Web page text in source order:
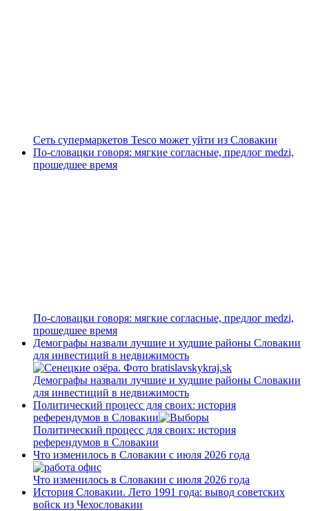
Сеть супермаркетов Tesco может уйти из Словакии
По-словацки говоря: мягкие согласные, предлог medzi,
прошедшее время
По-словацки говоря: мягкие согласные, предлог medzi,
прошедшее время
Демографы назвали лучшие и худшие районы Словакии
для инвестиций в недвижимость
Демографы назвали лучшие и худшие районы Словакии
для инвестиций в недвижимость
Политический процесс для своих: история
референдумов в Словакии
Политический процесс для своих: история
референдумов в Словакии
Что изменилось в Словакии с июля 2026 года
Что изменилось в Словакии с июля 2026 года
История Словакии. Лето 1991 года: вывод советских
войск из Чехословакии